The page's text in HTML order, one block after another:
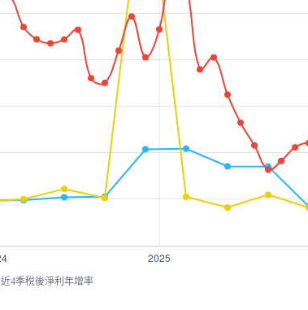
近4季稅後淨利年增率